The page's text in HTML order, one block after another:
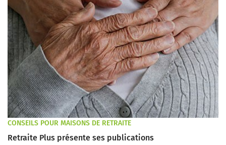
CONSEILS POUR MAISONS DE RETRAITE
Retraite Plus présente ses publications